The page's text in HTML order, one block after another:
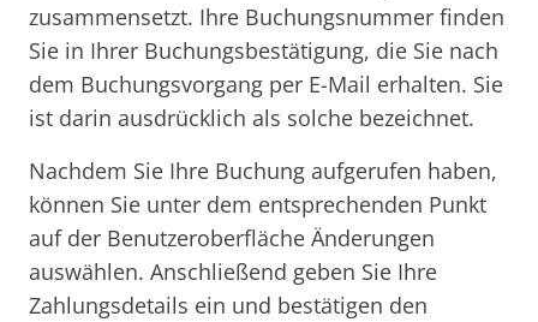
zusammensetzt. Ihre Buchungsnummer finden
Sie in Ihrer Buchungsbestätigung, die Sie nach
dem Buchungsvorgang per E-Mail erhalten. Sie
ist darin ausdrücklich als solche bezeichnet.
Nachdem Sie Ihre Buchung aufgerufen haben,
können Sie unter dem entsprechenden Punkt
auf der Benutzeroberfläche Änderungen
auswählen. Anschließend geben Sie Ihre
Zahlungsdetails ein und bestätigen den